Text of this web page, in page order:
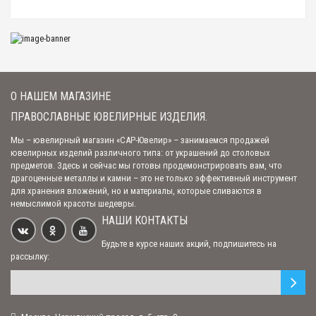
Автомобильная икона триптих "Богоматерь Казанская, Спаситель,
Крест "Спас Нерукотворный" (арт. КК-01)
7 400.00 р.
Арочная автомобильная икона "Ангел Хранитель" (арт. С-А40 А.Х.)
2 295.00 р.
О НАШЕМ МАГАЗИНЕ
ПРАВОСЛАВНЫЕ ЮВЕЛИРНЫЕ ИЗДЕЛИЯ.
Мы – ювелирный магазин «САР-Ювелир» – занимаемся продажей
ювелирных изделий различного типа: от украшений до столовых
предметов. Здесь и сейчас мы готовы продемонстрировать вам, что
драгоценные металлы и камни – это не только эффективный инструмент
для хранения вложений, но и материалы, которые сливаются в
немыслимой красоты шедевры.
НАШИ КОНТАКТЫ
Будьте в курсе наших акций, подпишитесь на
рассылку: